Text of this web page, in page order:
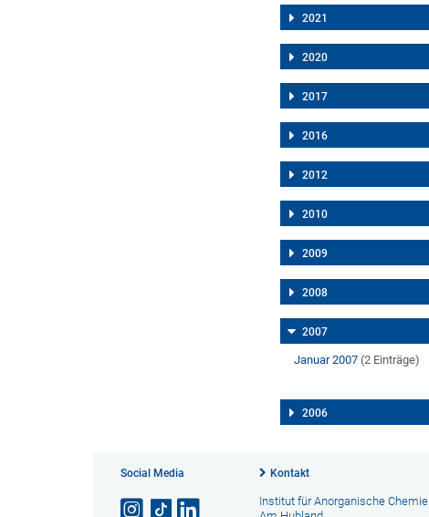
2021
2020
2017
2016
2012
2010
2009
2008
2007
Januar 2007 (2 Einträge)
2006
Social Media Kontakt
Institut für Anorganische Chemie